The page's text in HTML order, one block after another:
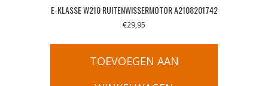
E-KLASSE W210 RUITENWISSERMOTOR A2108201742
€29,95
TOEVOEGEN AAN